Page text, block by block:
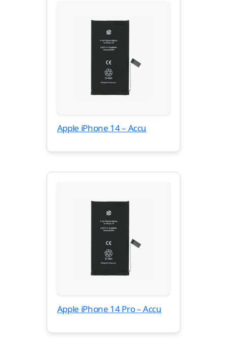
Apple iPhone 14 – Accu
Apple iPhone 14 Pro – Accu